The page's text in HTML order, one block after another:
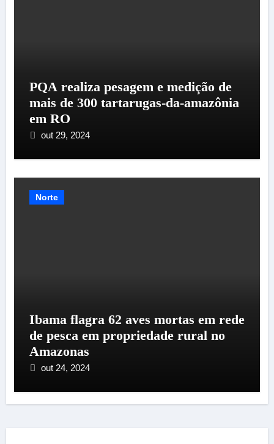
PQA realiza pesagem e medição de
mais de 300 tartarugas-da-amazônia
em RO
out 29, 2024
Norte
Ibama flagra 62 aves mortas em rede
de pesca em propriedade rural no
Amazonas
out 24, 2024